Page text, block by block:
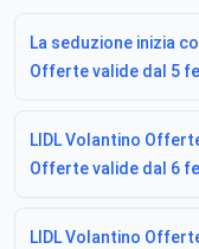
La seduzione inizia
Offerte valide dal 5
LIDL Volantino
Offerte valide dal 6
LIDL Volantino